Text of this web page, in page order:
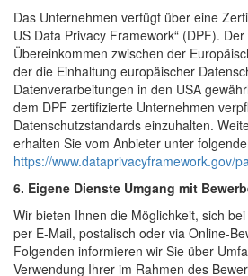
Das Unternehmen verfügt über eine
US Data Privacy Framework“ (DPF).
Übereinkommen zwischen der
der die Einhaltung europäischer
Datenverarbeitungen in den USA
dem DPF zertifizierte Unternehmen
Datenschutzstandards einzuhalten.
erhalten Sie vom Anbieter unter
https://www.dataprivacyframework.gov/
6. Eigene Dienste Umgang mit
Wir bieten Ihnen die Möglichkeit, sich
per E-Mail, postalisch oder via Online-
Folgenden informieren wir Sie über
Verwendung Ihrer im Rahmen des